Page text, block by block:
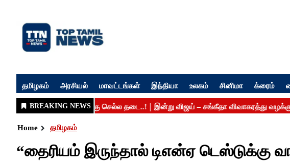
தமிழகம் அரசியல் மாவட்டங்கள் இந்தியா உலகம் சினிமா க்ரைம்
Home தமிழகம்
“தைரியம் இருந்தால் டிஎன்ஏ டெஸ்டுக்கு